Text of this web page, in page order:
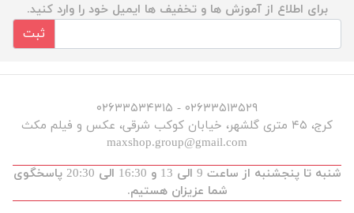
برای اطلاع از آموزش ها و تخفیف ها ایمیل خود را وارد کنید.
ثبت
۰۲۶۳۳۵۱۳۵۲۹ - ۰۲۶۳۳۵۳۴۳۱۵
کرج، ۴۵ متری گلشهر، خیابان کوکب شرقی، عکس و فیلم مکث
maxshop.group@gmail.com
شنبه تا پنجشنبه از ساعت 9 الی 13 و 16:30 الی 20:30 پاسخگوی
شما عزیزان هستیم.